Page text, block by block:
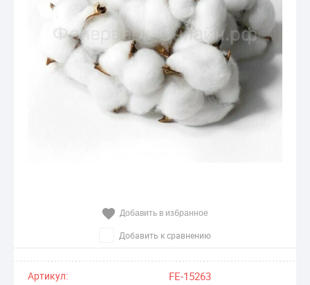
Добавить в избранное
Добавить к сравнению
Артикул: FE-15263